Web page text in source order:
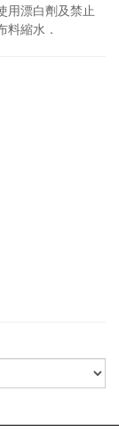
用漂白劑及禁止
縮水．